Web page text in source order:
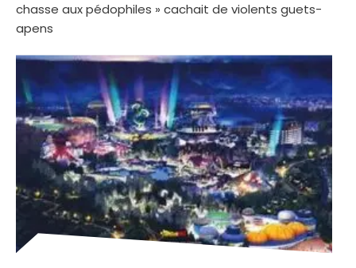
chasse aux pédophiles » cachait de violents guets-
apens